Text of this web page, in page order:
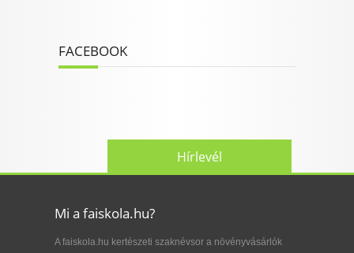
FACEBOOK
Hírlevél
Mi a faiskola.hu?
A faiskola.hu kertészeti szaknévsor a növényvásárlók